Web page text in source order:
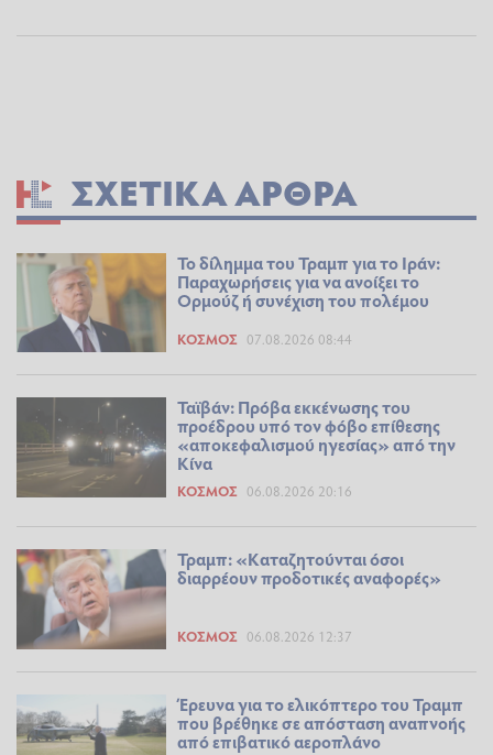
ΣΧΕΤΙΚΆ ΆΡΘΡΑ
Το δίλημμα του Τραμπ για το Ιράν:
Παραχωρήσεις για να ανοίξει το
Ορμούζ ή συνέχιση του πολέμου
ΚΌΣΜΟΣ 07.08.2026 08:44
Ταϊβάν: Πρόβα εκκένωσης του
προέδρου υπό τον φόβο επίθεσης
«αποκεφαλισμού ηγεσίας» από την
Κίνα
ΚΌΣΜΟΣ 06.08.2026 20:16
Τραμπ: «Καταζητούνται όσοι
διαρρέουν προδοτικές αναφορές»
ΚΌΣΜΟΣ 06.08.2026 12:37
Έρευνα για το ελικόπτερο του Τραμπ
που βρέθηκε σε απόσταση αναπνοής
από επιβατικό αεροπλάνο